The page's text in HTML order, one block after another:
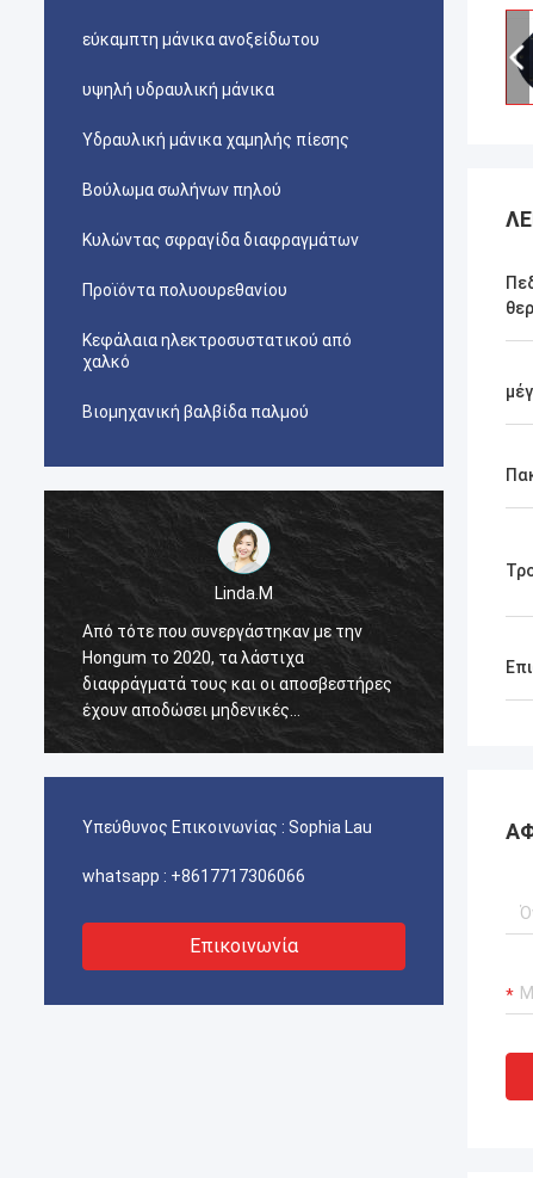
εύκαμπτη μάνικα ανοξείδωτου
υψηλή υδραυλική μάνικα
Υδραυλική μάνικα χαμηλής πίεσης
Βούλωμα σωλήνων πηλού
Κυλώντας σφραγίδα διαφραγμάτων
Προϊόντα πολυουρεθανίου
Κεφάλαια ηλεκτροσυστατικού από
χαλκό
Βιομηχανική βαλβίδα παλμού
Linda.M
Από τότε που συνεργάστηκαν με την
Hongum το 2020, τα λάστιχα
διαφράγματά τους και οι αποσβεστήρες
έχουν αποδώσει μηδενικές
αποτυχίες.διασφάλιση αδιάλειπτης
εξοπλισμός μεταφοράς ΥΦΑ.
Υπεύθυνος Επικοινωνίας : Sophia Lau
whatsapp : +8617717306066
Επικοινωνία